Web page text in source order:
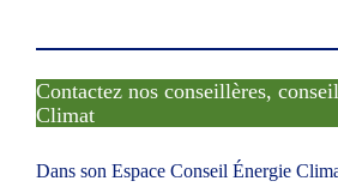
Contactez nos conseillères,
Climat
Dans son Espace Conseil Énergie